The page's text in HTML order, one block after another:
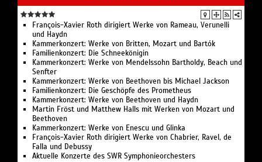
François-Xavier Roth dirigiert Werke von Rameau, Verunelli
und Haydn
Kammerkonzert: Werke von Britten, Mozart und Bartók
Familienkonzert: Die Schneekönigin
Kammerkonzert: Werke von Mendelssohn Bartholdy, Beach und
Senfter
Kammerkonzert: Werke von Beethoven bis Michael Jackson
Familienkonzert: Die Geschöpfe des Prometheus
Kammerkonzert: Werke von Beethoven und Haydn
Martin Fröst und Matthew Halls mit Werken von Mozart und
Beethoven
Kammerkonzert: Werke von Enescu und Glinka
François-Xavier Roth dirigiert Werke von Chabrier, Ravel, de
Falla und Debussy
Aktuelle Konzerte des SWR Symphonieorchesters